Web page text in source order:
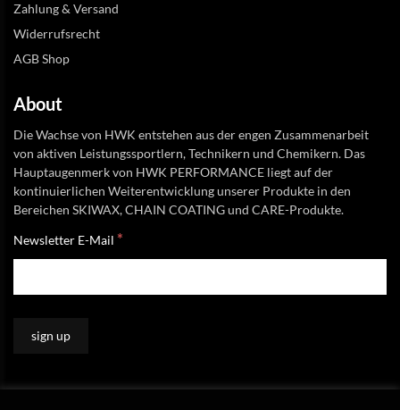
Zahlung & Versand
Widerrufsrecht
AGB Shop
About
Die Wachse von HWK entstehen aus der engen Zusammenarbeit
von aktiven Leistungssportlern, Technikern und Chemikern. Das
Hauptaugenmerk von HWK PERFORMANCE liegt auf der
kontinuierlichen Weiterentwicklung unserer Produkte in den
Bereichen SKIWAX, CHAIN COATING und CARE-Produkte.
Newsletter E-Mail *